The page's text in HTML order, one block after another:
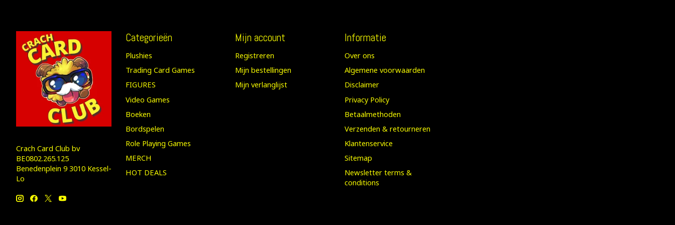
Crach Card Club bv
BE0802.265.125
Benedenplein 9 3010 Kessel-
Lo
Categorieën
Plushies
Trading Card Games
FIGURES
Video Games
Boeken
Bordspelen
Role Playing Games
MERCH
HOT DEALS
Mijn account
Registreren
Mijn bestellingen
Mijn verlanglijst
Informatie
Over ons
Algemene voorwaarden
Disclaimer
Privacy Policy
Betaalmethoden
Verzenden & retourneren
Klantenservice
Sitemap
Newsletter terms &
conditions